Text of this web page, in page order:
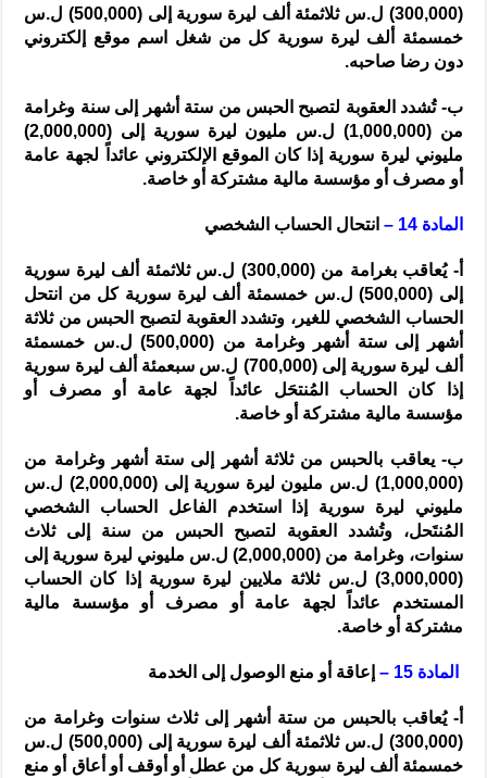
(300,000) ل.س ثلاثمئة ألف ليرة سورية إلى (500,000) ل.س
خمسمئة ألف ليرة سورية كل من شغل اسم موقع إلكتروني
دون رضا صاحبه.
ب- تُشدد العقوبة لتصبح الحبس من ستة أشهر إلى سنة وغرامة
من (1,000,000) ل.س مليون ليرة سورية إلى (2,000,000)
مليوني ليرة سورية إذا كان الموقع الإلكتروني عائداً لجهة عامة
أو مصرف أو مؤسسة مالية مشتركة أو خاصة.
المادة 14 – انتحال الحساب الشخصي
أ- يُعاقب بغرامة من (300,000) ل.س ثلاثمئة ألف ليرة سورية
إلى (500,000) ل.س خمسمئة ألف ليرة سورية كل من انتحل
الحساب الشخصي للغير، وتشدد العقوبة لتصبح الحبس من ثلاثة
أشهر إلى ستة أشهر وغرامة من (500,000) ل.س خمسمئة
ألف ليرة سورية إلى (700,000) ل.س سبعمئة ألف ليرة سورية
إذا كان الحساب المُنتحَل عائداً لجهة عامة أو مصرف أو
مؤسسة مالية مشتركة أو خاصة.
ب- يعاقب بالحبس من ثلاثة أشهر إلى ستة أشهر وغرامة من
(1,000,000) ل.س مليون ليرة سورية إلى (2,000,000) ل.س
مليوني ليرة سورية إذا استخدم الفاعل الحساب الشخصي
المُنتَحل، وتُشدد العقوبة لتصبح الحبس من سنة إلى ثلاث
سنوات، وغرامة من (2,000,000) ل.س مليوني ليرة سورية إلى
(3,000,000) ل.س ثلاثة ملايين ليرة سورية إذا كان الحساب
المستخدم عائداً لجهة عامة أو مصرف أو مؤسسة مالية
مشتركة أو خاصة.
المادة 15 – إعاقة أو منع الوصول إلى الخدمة
أ- يُعاقب بالحبس من ستة أشهر إلى ثلاث سنوات وغرامة من
(300,000) ل.س ثلاثمئة ألف ليرة سورية إلى (500,000) ل.س
خمسمئة ألف ليرة سورية كل من عطل أو أوقف أو أعاق أو منع